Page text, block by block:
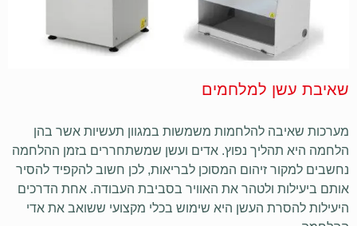
שאיבת עשן למלחמים
מערכות שאיבה להלחמות משמשות במגוון תעשיות אשר בהן
הלחמה היא תהליך נפוץ. אדים ועשן שמשתחררים בזמן ההלחמה
נחשבים למקור זיהום המסוכן לבריאות, לכן חשוב להקפיד להסיר
אותם ביעילות ולטהר את האוויר בסביבת העבודה. אחת הדרכים
היעילות להסרת העשן היא שימוש בכלי מקצועי ששואב את אדי